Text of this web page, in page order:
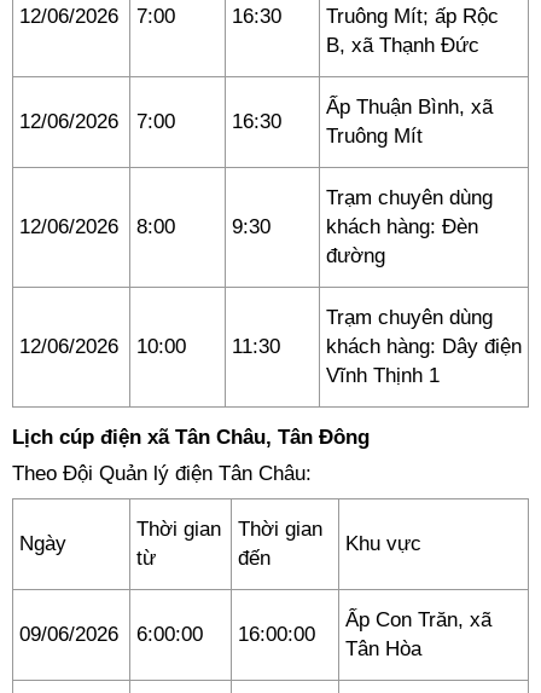
12/06/2026 7:00 16:30
Truông Mít; ấp Rộc
B, xã Thạnh Đức
12/06/2026 7:00 16:30
Ấp Thuận Bình, xã
Truông Mít
12/06/2026 8:00 9:30
Trạm chuyên dùng
khách hàng: Đèn
đường
12/06/2026 10:00 11:30
Trạm chuyên dùng
khách hàng: Dây điện
Vĩnh Thịnh 1
Lịch cúp điện xã Tân Châu, Tân Đông
Theo Đội Quản lý điện Tân Châu:
Ngày
Thời gian
từ
Thời gian
đến
Khu vực
09/06/2026 6:00:00 16:00:00
Ấp Con Trăn, xã
Tân Hòa